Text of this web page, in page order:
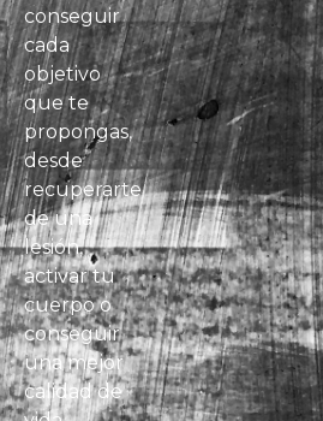
conseguir
cada
objetivo
que te
propongas,
desde
recuperarte
de una
lesión,
activar tu
cuerpo o
conseguir
una mejor
calidad de